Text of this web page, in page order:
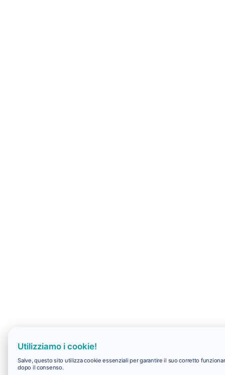
Utilizziamo i cookie!
Salve, questo sito utilizza cookie essenziali per garantire il suo corretto
dopo il consenso.